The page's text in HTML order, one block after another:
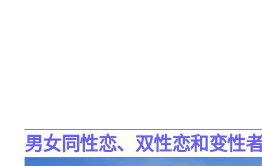
男女同性恋、双性恋和变性